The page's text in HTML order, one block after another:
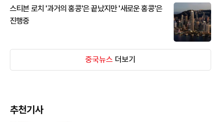
스티븐 로치 '과거의 홍콩'은 끝났지만 '새로운 홍콩'은
진행중
중국뉴스 더보기
추천기사